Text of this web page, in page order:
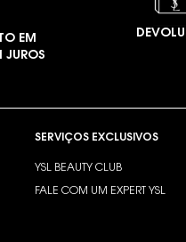
EM
JUROS
SERVIÇOS EXCLUSIVOS
YSL BEAUTY CLUB
FALE COM UM EXPERT YSL